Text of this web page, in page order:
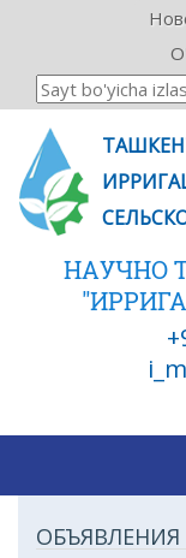
НАУЧНО
ОБЪЯВЛЕНИЯ